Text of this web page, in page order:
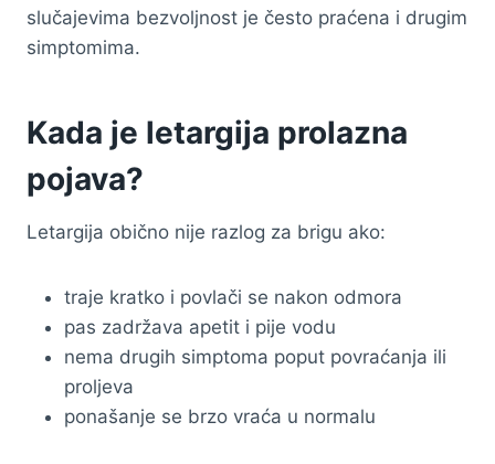
slučajevima bezvoljnost je često praćena i drugim
simptomima.
Kada je letargija prolazna
pojava?
Letargija obično nije razlog za brigu ako:
traje kratko i povlači se nakon odmora
pas zadržava apetit i pije vodu
nema drugih simptoma poput povraćanja ili
proljeva
ponašanje se brzo vraća u normalu